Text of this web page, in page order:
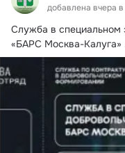
добавлена вчера в
Служба в специальном
«БАРС Москва-Калуга»